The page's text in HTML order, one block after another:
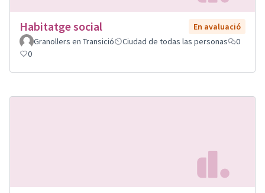
Habitatge social
En avaluació
Granollers en Transició
Ciudad de todas las personas
0
0